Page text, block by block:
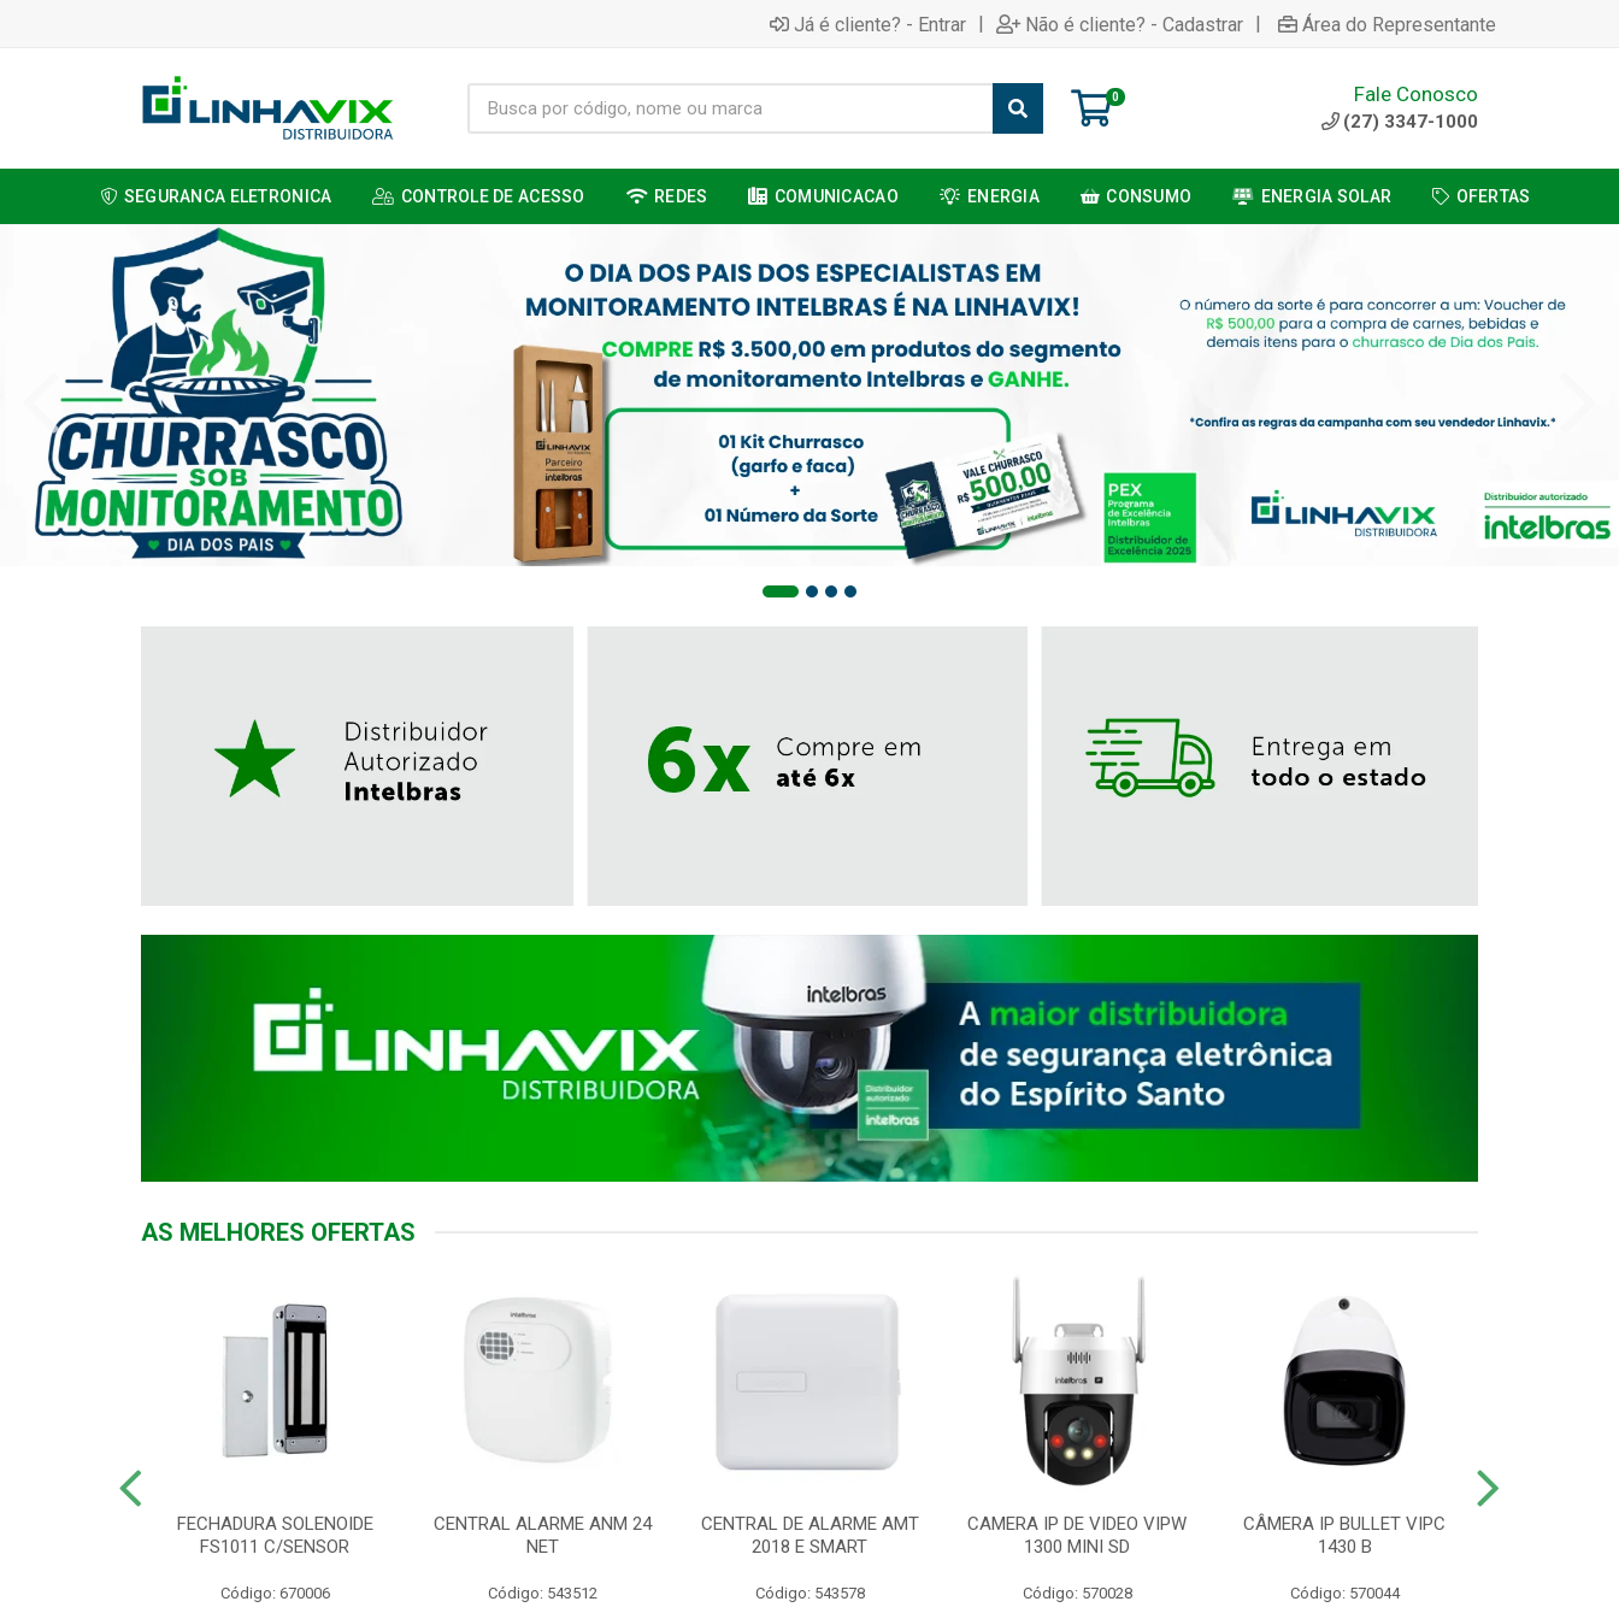
Já é cliente? - Entrar | Não é cliente? - Cadastrar | Área do Representante
0 Fale Conosco
(27) 3347-1000
SEGURANCA ELETRONICA CONTROLE DE ACESSO REDES COMUNICACAO ENERGIA CONSUMO ENERGIA SOLAR OFERTAS
AS MELHORES OFERTAS
FECHADURA SOLENOIDE
FS1011 C/SENSOR
Código: 670006
CENTRAL ALARME ANM 24
NET
Código: 543512
CENTRAL DE ALARME AMT
2018 E SMART
Código: 543578
CAMERA IP DE VIDEO VIPW
1300 MINI SD
Código: 570028
CÂMERA IP BULLET VIPC
1430 B
Código: 570044